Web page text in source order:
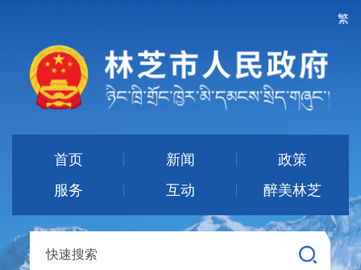
繁
首页 新闻
政策
服务
互动 醉美林芝